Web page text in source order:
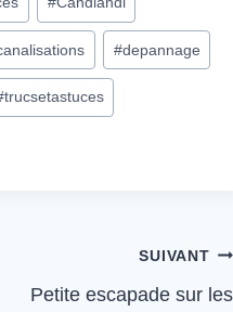
#depannage
trucsetastuces
SUIVANT
Petite escapade sur les